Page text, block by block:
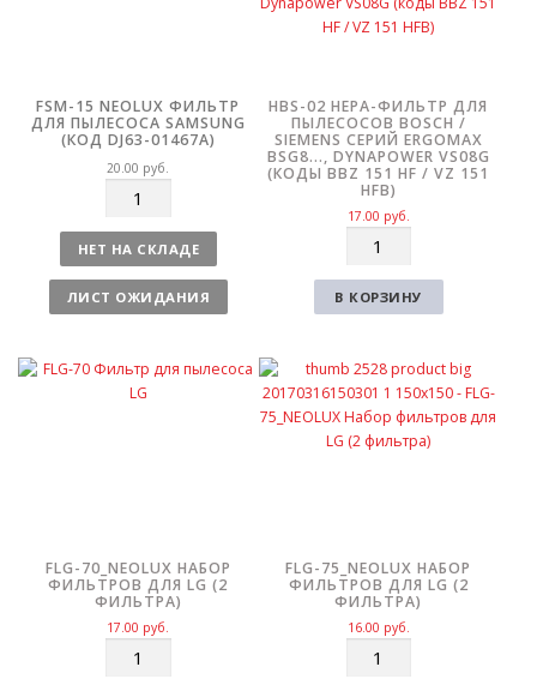
FSM-15 NEOLUX ФИЛЬТР
ДЛЯ ПЫЛЕСОСА SAMSUNG
(КОД DJ63-01467A)
20.00 руб.
л
и
ч
е
НЕТ НА СКЛАДЕ
ЛИСТ ОЖИДАНИЯ
HBS-02 HEPA-ФИЛЬТР ДЛЯ
ПЫЛЕСОСОВ BOSCH /
SIEMENS СЕРИЙ ERGOMAX
BSG8…, DYNAPOWER VS08G
(КОДЫ BBZ 151 HF / VZ 151
HFB)
17.00 руб.
л
и
о
В КОРЗИНУ
FLG-70_NEOLUX НАБОР
ФИЛЬТРОВ ДЛЯ LG (2
ФИЛЬТРА)
17.00 руб.
FLG-75_NEOLUX НАБОР
ФИЛЬТРОВ ДЛЯ LG (2
ФИЛЬТРА)
16.00 руб.